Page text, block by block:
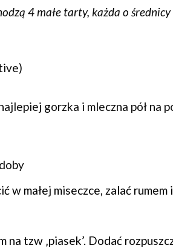
4 małe tarty, każda o
gorzka i mleczna pół na
w małej miseczce, zalać
tzw ‚piasek’. Dodać